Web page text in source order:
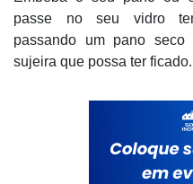
passe no seu vidro
passando um pano
sujeira que possa ter ficado.